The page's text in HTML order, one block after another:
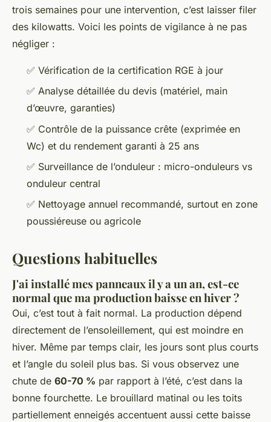
trois semaines pour une intervention, c’est laisser filer
des kilowatts. Voici les points de vigilance à ne pas
négliger :
✅ Vérification de la certification RGE à jour
✅ Analyse détaillée du devis (matériel, main
d’œuvre, garanties)
✅ Contrôle de la puissance crête (exprimée en
Wc) et du rendement garanti à 25 ans
✅ Surveillance de l’onduleur : micro-onduleurs vs
onduleur central
✅ Nettoyage annuel recommandé, surtout en zone
poussiéreuse ou agricole
Questions habituelles
J'ai installé mes panneaux il y a un an, est-ce
normal que ma production baisse en hiver ?
Oui, c’est tout à fait normal. La production dépend
directement de l’ensoleillement, qui est moindre en
hiver. Même par temps clair, les jours sont plus courts
et l’angle du soleil plus bas. Si vous observez une
chute de 60-70 % par rapport à l’été, c’est dans la
bonne fourchette. Le brouillard matinal ou les toits
partiellement enneigés accentuent aussi cette baisse